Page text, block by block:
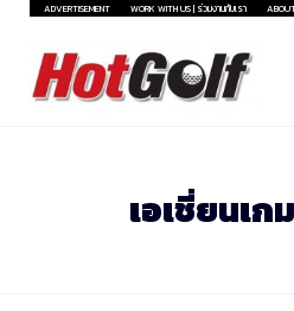
Skip
content
ADVERTISEMENT WORK WITH US | ร่วมงานกับเรา
เอเชี่ยนเก